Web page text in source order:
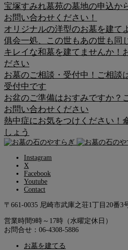
宝塚すみれ墓苑の墓地の申込か
お問い合わせください！
オリジナルの洋型のお墓を建て
俱会一処、この世もあの世も同
キレイな和墓を建てませんか！
ださい
お墓のご相談・受付中！ご相談
受付中です
お盆のご準備はおすみですか？
お問い合わせください
熱中症にお気をつけください！
しょう
Instagram
X
Facebook
Youtube
Contact
〒661-0035 尼崎市武庫之荘1丁目20番3
営業時間9時～17時（水曜定休日）
お問合せ：06-4308-5886
お墓を建てる